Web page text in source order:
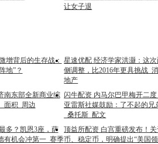
让女子退
增背后的生存战：
地”？
星速优配 经济学家洪灏：这
侧调整，比2016年更具挑战_
地产
南东部全新商业综
面积_周边
闪牛配资 内马尔巴甲梅开二
亚雷斯社媒鼓励：了不起的兄
_桑托斯_配文
多？凯恩3座，萨
有机会冲第一_赛季
顶益所配资 白宫重磅发布！
币、稳定币，明确提出“美国